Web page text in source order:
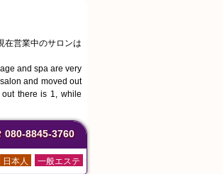
在営業中のサロンは
and spa are very
and moved out
there is 1, while
080-8845-3760
一般エステ
日本人